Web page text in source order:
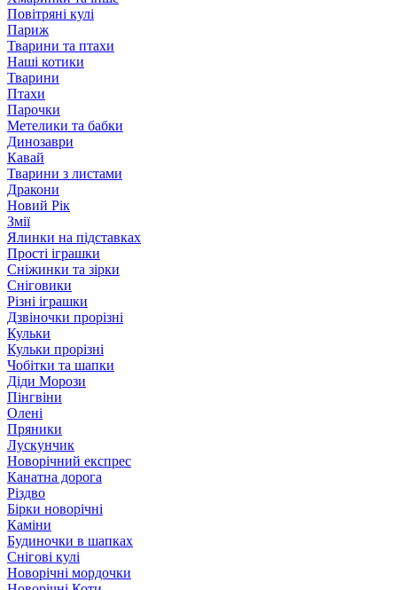
Повітряні кулі
Париж
Тварини та птахи
Наші котики
Тварини
Птахи
Парочки
Метелики та бабки
Динозаври
Кавай
Тварини з листами
Дракони
Новий Рік
Змії
Ялинки на підставках
Прості іграшки
Сніжинки та зірки
Сніговики
Різні іграшки
Дзвіночки прорізні
Кульки
Кульки прорізні
Чобітки та шапки
Діди Морози
Пінгвіни
Олені
Пряники
Лускунчик
Новорічний експрес
Канатна дорога
Різдво
Бірки новорічні
Каміни
Будиночки в шапках
Снігові кулі
Новорічні мордочки